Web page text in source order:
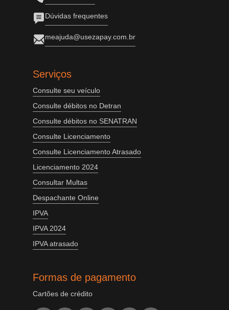
Dúvidas frequentes
meajuda@usezapay.com.br
Serviços
Consulte seu veículo
Consulte débitos no Detran
Consulte débitos no SENATRAN
Consulte Licenciamento
Consulte Licenciamento Atrasado
Licenciamento 2024
Consultar Multas
Despachante Online
IPVA
IPVA 2024
IPVA atrasado
Formas de pagamento
Cartões de crédito